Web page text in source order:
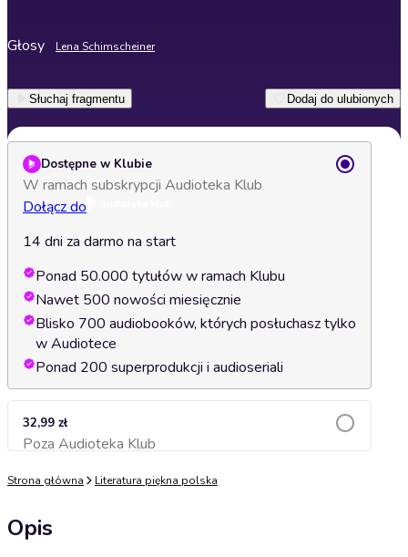
Głosy Lena Schimscheiner
Słuchaj fragmentu Dodaj do ulubionych
Dostępne w Klubie
W ramach subskrypcji Audioteka Klub
Dołącz do
14 dni za darmo na start
Ponad 50.000 tytułów w ramach Klubu
Nawet 500 nowości miesięcznie
Blisko 700 audiobooków, których posłuchasz tylko
w Audiotece
Ponad 200 superprodukcji i audioseriali
32,99 zł
Poza Audioteka KlubDodaj do koszyka
Strona główna Literatura piękna polska
Opis